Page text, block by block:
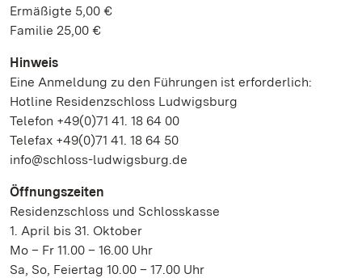
Ermäßigte 5,00 €
Familie 25,00 €
Hinweis
Eine Anmeldung zu den Führungen ist erforderlich:
Hotline Residenzschloss Ludwigsburg
Telefon +49(0)71 41. 18 64 00
Telefax +49(0)71 41. 18 64 50
info@schloss-ludwigsburg.de
Öffnungszeiten
Residenzschloss und Schlosskasse
1. April bis 31. Oktober
Mo – Fr 11.00 – 16.00 Uhr
Sa, So, Feiertag 10.00 – 17.00 Uhr